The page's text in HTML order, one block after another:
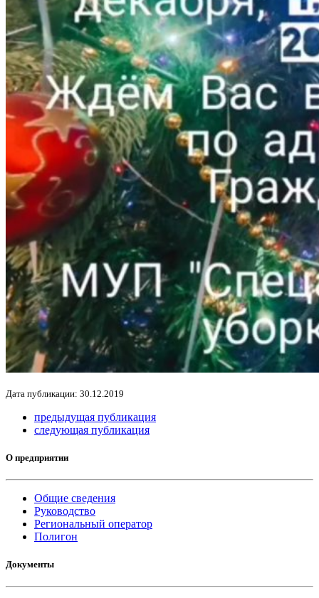
Дата публикации: 30.12.2019
предыдущая публикация
следующая публикация
О предприятии
Общие сведения
Руководство
Региональный оператор
Полигон
Документы